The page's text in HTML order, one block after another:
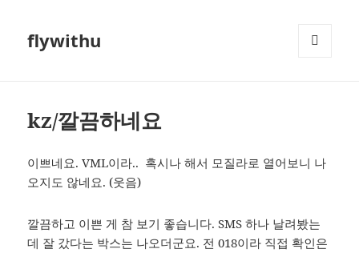
flywithu
kz/깔끔하네요
이쁘네요. VML이라.. 혹시나 해서 모질라로 열어보니 나
오지도 않네요. (웃음)
깔끔하고 이쁜 게 참 보기 좋습니다. SMS 하나 날려봤는
데 잘 갔다는 박스는 나오더군요. 전 018이라 직접 확인은